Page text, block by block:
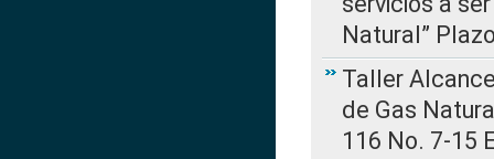
Natural”
Taller
de Gas
116 No. 7-15